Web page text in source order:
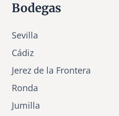
Bodegas
Sevilla
Cádiz
Jerez de la Frontera
Ronda
Jumilla